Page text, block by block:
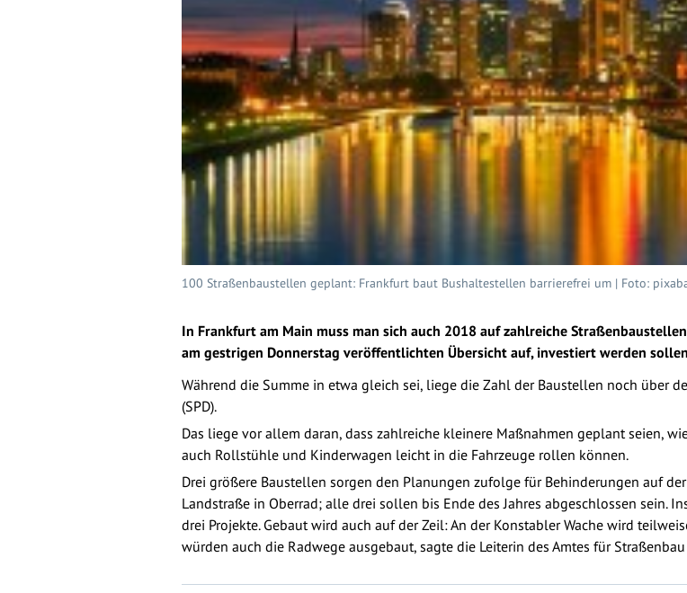
100 Straßenbaustellen geplant: Frankfurt baut Bushaltestellen barrierefrei um | Foto:
In Frankfurt am Main muss man sich auch 2018 auf zahlreiche
am gestrigen Donnerstag veröffentlichten Übersicht auf, investiert werden
Während die Summe in etwa gleich sei, liege die Zahl der Baustellen noch über
(SPD).
Das liege vor allem daran, dass zahlreiche kleinere Maßnahmen geplant seien,
auch Rollstühle und Kinderwagen leicht in die Fahrzeuge rollen können.
Drei größere Baustellen sorgen den Planungen zufolge für Behinderungen auf
Landstraße in Oberrad; alle drei sollen bis Ende des Jahres abgeschlossen sein.
drei Projekte. Gebaut wird auch auf der Zeil: An der Konstabler Wache wird
würden auch die Radwege ausgebaut, sagte die Leiterin des Amtes für